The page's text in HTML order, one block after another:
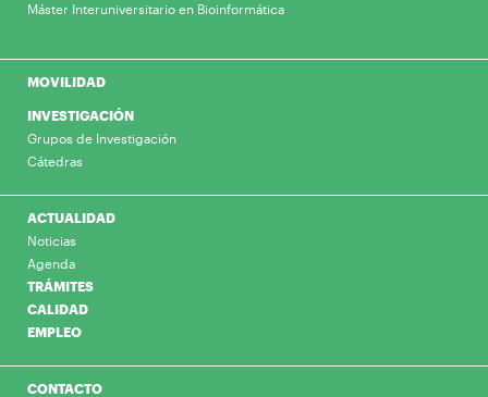
Máster Interuniversitario en Bioinformática
MOVILIDAD
INVESTIGACIÓN
Grupos de Investigación
Cátedras
ACTUALIDAD
Noticias
Agenda
TRÁMITES
CALIDAD
EMPLEO
CONTACTO